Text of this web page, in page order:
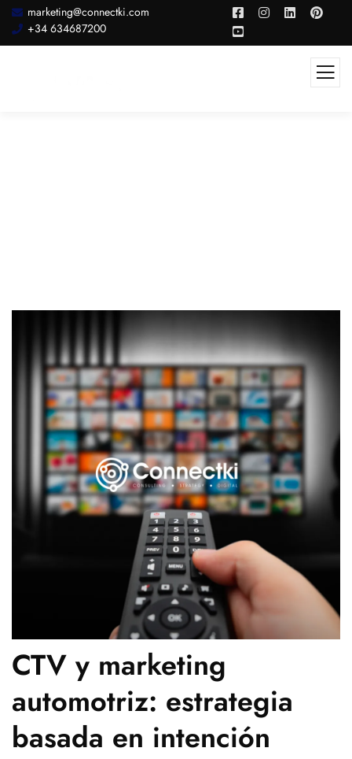
marketing@connectki.com
+34 634687200
CTV y marketing
automotriz: estrategia
basada en intención